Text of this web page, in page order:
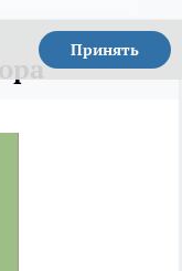
Принять